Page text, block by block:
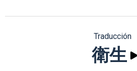
Traducción
衛生